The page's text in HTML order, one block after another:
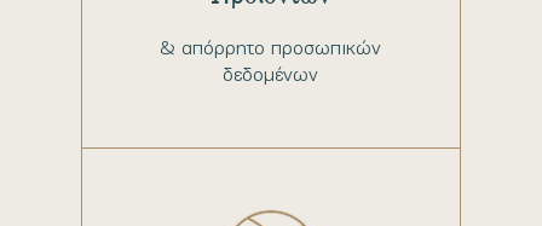
& απόρρητο προσωπικών
δεδομένων